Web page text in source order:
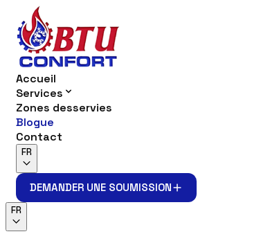
Accueil
Services
Zones desservies
Blogue
Contact
FR
DEMANDER UNE SOUMISSION
DEMANDER UNE SOUMISSION
FR